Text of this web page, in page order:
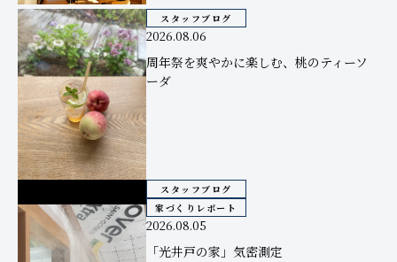
スタッフブログ
2026.08.06
周年祭を爽やかに楽しむ、桃のティーソ
ーダ
スタッフブログ
家づくりレポート
2026.08.05
「光井戸の家」気密測定